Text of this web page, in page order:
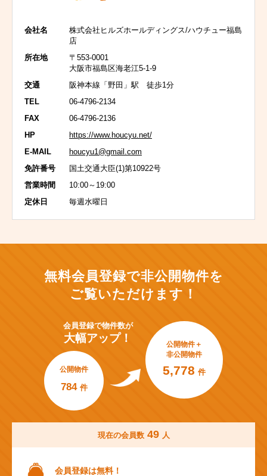
会社名
株式会社ヒルズホールディングス/ハウチュー福島
店
所在地
〒553-0001
大阪市福島区海老江5-1-9
交通
阪神本線「野田」駅 徒歩1分
TEL
06-4796-2134
FAX
06-4796-2136
HP
https://www.houcyu.net/
E-MAIL
houcyu1@gmail.com
免許番号
国土交通大臣(1)第10922号
営業時間
10:00～19:00
定休日
毎週水曜日
無料会員登録で非公開物件を
ご覧いただけます！
会員登録で物件数が
大幅アップ！
公開物件
784 件
公開物件＋
非公開物件
5,778 件
現在の会員数 49 人
会員登録は無料！